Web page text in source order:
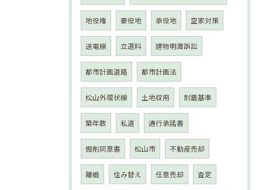
地役権 要役地 承役地 空家対策
送電線 立退料 建物明渡訴訟
都市計画道路 都市計画法
松山外環状線 土地収用 耐震基準
築年数 私道 通行承諾書
掘削同意書 松山市 不動産売却
離婚 住み替え 任意売却 査定